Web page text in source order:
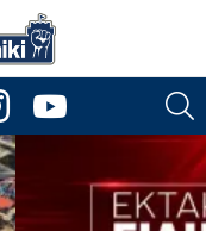
instagramyoutube